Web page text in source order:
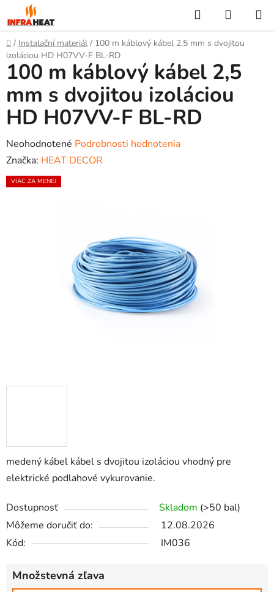
Prejsť
na
obsah
Hľadať
KOŠÍK
Domov
/ Instalační materiál / 100 m káblový kábel 2,5 mm s dvojitou
izoláciou HD H07VV-F BL-RD
medený kábel kábel s dvojitou izoláciou vhodný pre
elektrické podlahové vykurovanie.
Dostupnosť Skladom (>50 bal)
Môžeme doručiť do:
12.08.2026
Kód:
IM036
Množstevná zľava
100 m káblový kábel 2,5
mm s dvojitou izoláciou
HD H07VV-F BL-RD
Priemerné
hodnotenie
produktu
Neohodnotené Podrobnosti hodnotenia
Značka: HEAT DECOR
VIAC ZA MENEJ